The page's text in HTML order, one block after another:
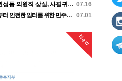
07.16
의원직 상실, 사필귀정이다
07.01
노총 강원지역본부 폭염감시단 선포 기자회견
New
New
New
New